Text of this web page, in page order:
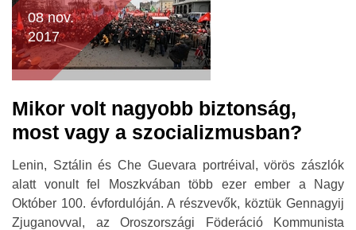
08 nov.
2017
Mikor volt nagyobb biztonság,
most vagy a szocializmusban?
Lenin, Sztálin és Che Guevara portréival, vörös zászlók
alatt vonult fel Moszkvában több ezer ember a Nagy
Október 100. évfordulóján. A részvevők, köztük Gennagyij
Zjuganovval, az Oroszországi Föderáció Kommunista